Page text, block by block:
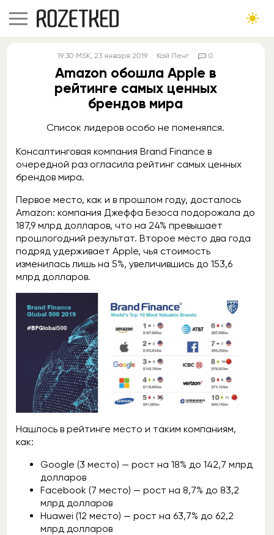
19:30 MSK, 23 января 2019 Кай Ленг 0
Amazon обошла Apple в
рейтинге самых ценных
брендов мира
Список лидеров особо не поменялся.
Консалтинговая компания Brand Finance в
очередной раз огласила рейтинг самых ценных
брендов мира.
Первое место, как и в прошлом году, досталось
Amazon: компания Джеффа Безоса подорожала до
187,9 млрд долларов, что на 24% превышает
прошлогодний результат. Второе место два года
подряд удерживает Apple, чья стоимость
изменилась лишь на 5%, увеличившись до 153,6
млрд долларов.
Нашлось в рейтинге место и таким компаниям,
как:
Google (3 место) — рост на 18% до 142,7 млрд
долларов
Facebook (7 место) — рост на 8,7% до 83,2
млрд долларов
Huawei (12 место) — рост на 63,7% до 62,2
млрд долларов